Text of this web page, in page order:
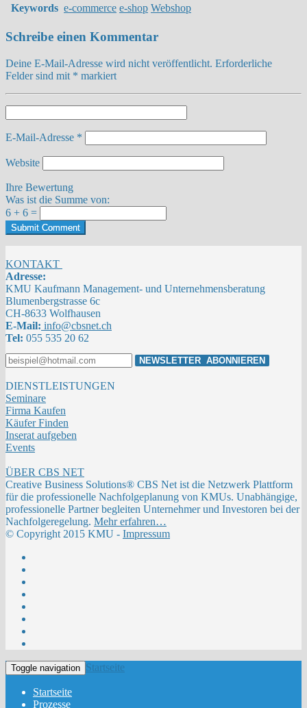
Keywords e-commerce e-shop Webshop
Schreibe einen Kommentar
Deine E-Mail-Adresse wird nicht veröffentlicht. Erforderliche
Felder sind mit * markiert
E-Mail-Adresse *
Website
Ihre Bewertung
Was ist die Summe von:
6 + 6 =
Submit Comment
KONTAKT
Adresse:
KMU Kaufmann Management- und Unternehmensberatung
Blumenbergstrasse 6c
CH-8633 Wolfhausen
E-Mail: info@cbsnet.ch
Tel: 055 535 20 62
DIENSTLEISTUNGEN
Seminare
Firma Kaufen
Käufer Finden
Inserat aufgeben
Events
ÜBER CBS NET
Creative Business Solutions® CBS Net ist die Netzwerk Plattform
für die professionelle Nachfolgeplanung von KMUs. Unabhängige,
professionelle Partner begleiten Unternehmer und Investoren bei der
Nachfolgeregelung. Mehr erfahren…
© Copyright 2015 KMU - Impressum
Toggle navigation Startseite
Startseite
Prozesse